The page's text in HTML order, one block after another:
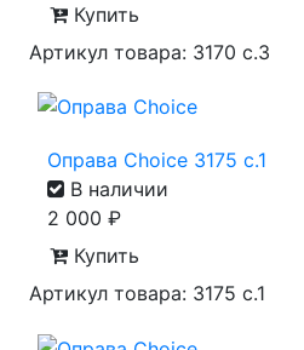
Купить
Артикул товара: 3170 с.3
Оправа Choice 3175 с.1
В наличии
2 000 ₽
Купить
Артикул товара: 3175 с.1